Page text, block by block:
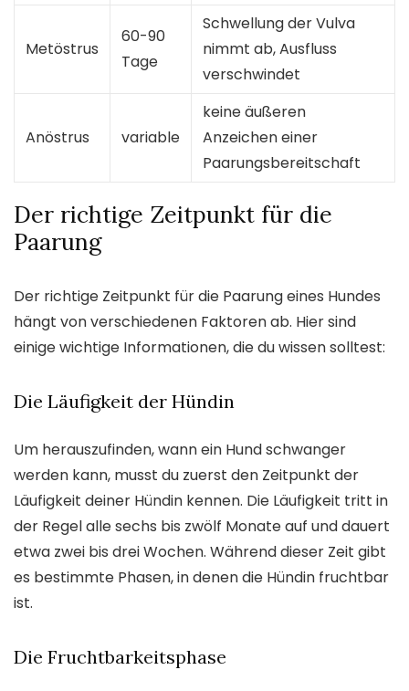
Metöstrus
60-90
Tage
Schwellung der Vulva
nimmt ab, Ausfluss
verschwindet
Anöstrus variable
keine äußeren
Anzeichen einer
Paarungsbereitschaft
Der richtige Zeitpunkt für die
Paarung
Der richtige Zeitpunkt für die Paarung eines Hundes
hängt von verschiedenen Faktoren ab. Hier sind
einige wichtige Informationen, die du wissen solltest:
Die Läufigkeit der Hündin
Um herauszufinden, wann ein Hund schwanger
werden kann, musst du zuerst den Zeitpunkt der
Läufigkeit deiner Hündin kennen. Die Läufigkeit tritt in
der Regel alle sechs bis zwölf Monate auf und dauert
etwa zwei bis drei Wochen. Während dieser Zeit gibt
es bestimmte Phasen, in denen die Hündin fruchtbar
ist.
Die Fruchtbarkeitsphase